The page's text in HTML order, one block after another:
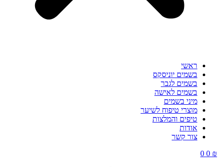
ראשי
בשמים יוניסקס
בשמים לגבר
בשמים לאישה
מיני בשמים
מוצרי טיפוח לשיער
טיפים והמלצות
אודות
צור קשר
0 ₪
0